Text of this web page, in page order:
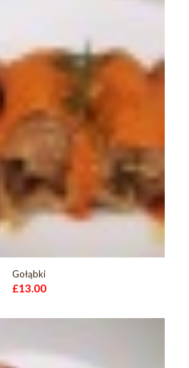
Gołąbki
£13.00